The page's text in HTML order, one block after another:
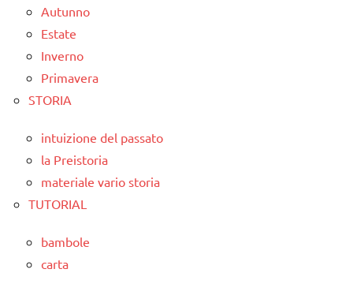
Autunno
Estate
Inverno
Primavera
STORIA
intuizione del passato
la Preistoria
materiale vario storia
TUTORIAL
bambole
carta